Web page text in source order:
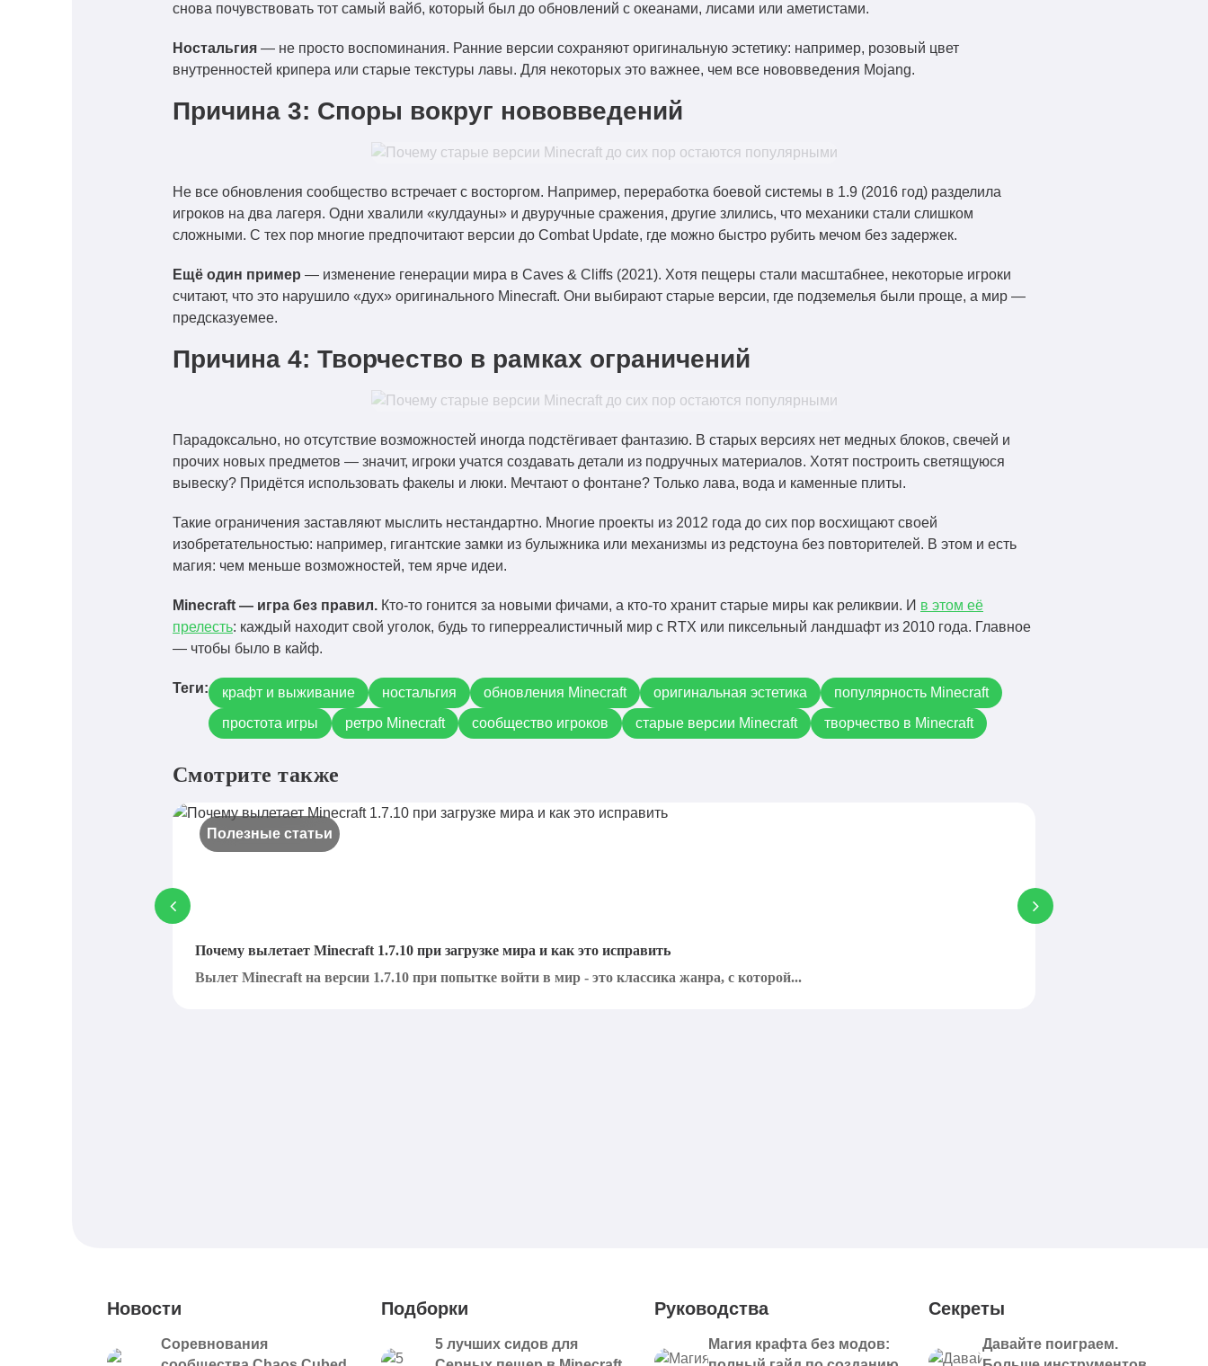
снова почувствовать тот самый вайб, который был до обновлений с океанами, лисами или аметистами.
Ностальгия — не просто воспоминания. Ранние версии сохраняют оригинальную эстетику: например, розовый цвет
внутренностей крипера или старые текстуры лавы. Для некоторых это важнее, чем все нововведения Mojang.
Причина 3: Споры вокруг нововведений
Не все обновления сообщество встречает с восторгом. Например, переработка боевой системы в 1.9 (2016 год) разделила
игроков на два лагеря. Одни хвалили «кулдауны» и двуручные сражения, другие злились, что механики стали слишком
сложными. С тех пор многие предпочитают версии до Combat Update, где можно быстро рубить мечом без задержек.
Ещё один пример — изменение генерации мира в Caves & Cliffs (2021). Хотя пещеры стали масштабнее, некоторые игроки
считают, что это нарушило «дух» оригинального Minecraft. Они выбирают старые версии, где подземелья были проще, а мир —
предсказуемее.
Причина 4: Творчество в рамках ограничений
Парадоксально, но отсутствие возможностей иногда подстёгивает фантазию. В старых версиях нет медных блоков, свечей и
прочих новых предметов — значит, игроки учатся создавать детали из подручных материалов. Хотят построить светящуюся
вывеску? Придётся использовать факелы и люки. Мечтают о фонтане? Только лава, вода и каменные плиты.
Такие ограничения заставляют мыслить нестандартно. Многие проекты из 2012 года до сих пор восхищают своей
изобретательностью: например, гигантские замки из булыжника или механизмы из редстоуна без повторителей. В этом и есть
магия: чем меньше возможностей, тем ярче идеи.
Minecraft — игра без правил. Кто-то гонится за новыми фичами, а кто-то хранит старые миры как реликвии. И в этом её
прелесть: каждый находит свой уголок, будь то гиперреалистичный мир с RTX или пиксельный ландшафт из 2010 года. Главное
— чтобы было в кайф.
Теги: крафт и выживание ностальгия обновления Minecraft оригинальная эстетика
популярность Minecraft
простота игры
ретро Minecraft сообщество игроков старые версии Minecraft творчество в Minecraft
Смотрите также
Полезные статьи
Почему вылетает Minecraft 1.7.10 при загрузке мира и как это исправить
Вылет Minecraft на версии 1.7.10 при попытке войти в мир - это классика жанра, с которой...
Новости
Соревнования
Подборки
5 лучших сидов для
Руководства
Магия крафта без модов:
Секреты
Давайте поиграем.